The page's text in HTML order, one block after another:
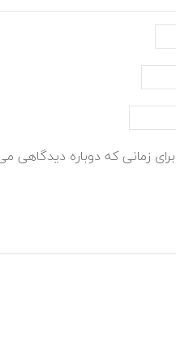
زمانی که دوباره دیدگاهی